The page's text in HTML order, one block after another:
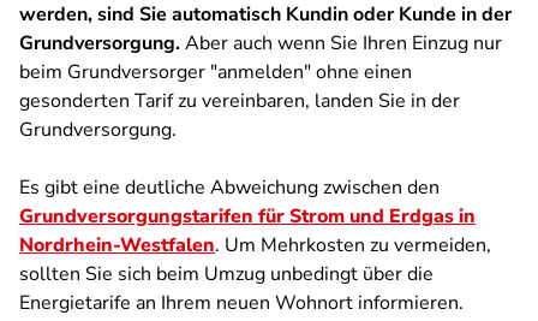
werden, sind Sie automatisch Kundin oder Kunde in der
Grundversorgung.Aber auch wenn Sie Ihren Einzug nur
beim Grundversorger "anmelden" ohne einen
gesonderten Tarif zu vereinbaren, landen Sie in der
Grundversorgung.
Es gibt eine deutliche Abweichung zwischen den
Grundversorgungstarifen für Strom und Erdgas in
Nordrhein-Westfalen. Um Mehrkosten zu vermeiden,
sollten Sie sich beim Umzug unbedingt über die
Energietarife an Ihrem neuen Wohnort informieren.